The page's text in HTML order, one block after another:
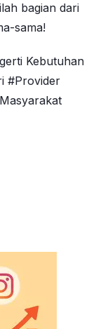
bagian dari
sama!
Kebutuhan
#Provider